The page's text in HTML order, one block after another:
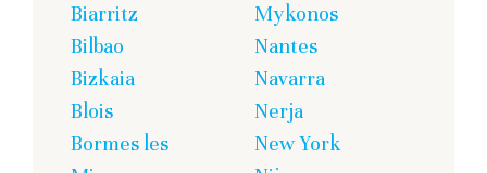
Biarritz
Bilbao
Bizkaia
Blois
Bormes les
Mykonos
Nantes
Navarra
Nerja
New York